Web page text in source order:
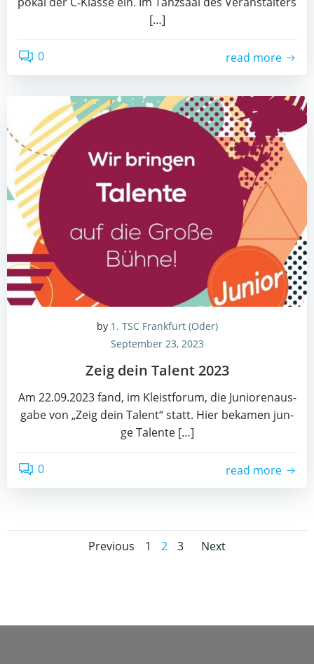
[…]
0 read more
by 1. TSC Frankfurt (Oder)
September 23, 2023
Zeig dein Talent 2023
Am 22.09.2023 fand, im Kleist­fo­rum, die Junio­ren­aus­
ga­be von „Zeig dein Talent“ statt. Hier beka­men jun­
ge Talen­te […]
0 read more
Posts
Previous
Posts
Page
1 Page
2 Page
3
Posts
Next